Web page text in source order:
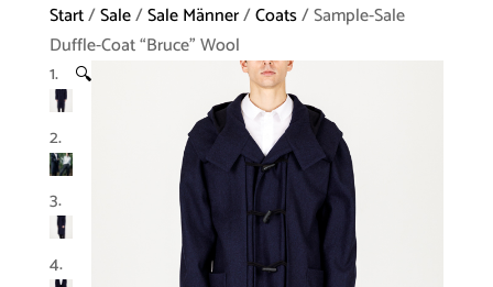
Start/Sale/Sale Männer/Coats/ Sample-Sale
Duffle-Coat “Bruce” Wool
🔍